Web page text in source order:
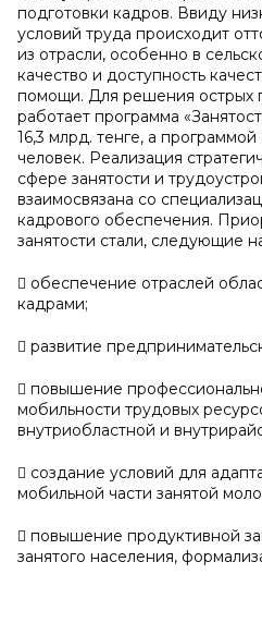
подготовки кадров. Ввиду
условий труда происходит
из отрасли, особенно в
качество и доступность
помощи. Для решения острых
работает программа
16,3 млрд. тенге, а программой
человек. Реализация
сфере занятости и
взаимосвязана со
кадрового обеспечения.
занятости стали, следующие
 обеспечение отраслей
кадрами;
 развитие
 повышение
мобильности трудовых
внутриобластной и
 создание условий для
мобильной части занятой
 повышение продуктивной
занятого населения,